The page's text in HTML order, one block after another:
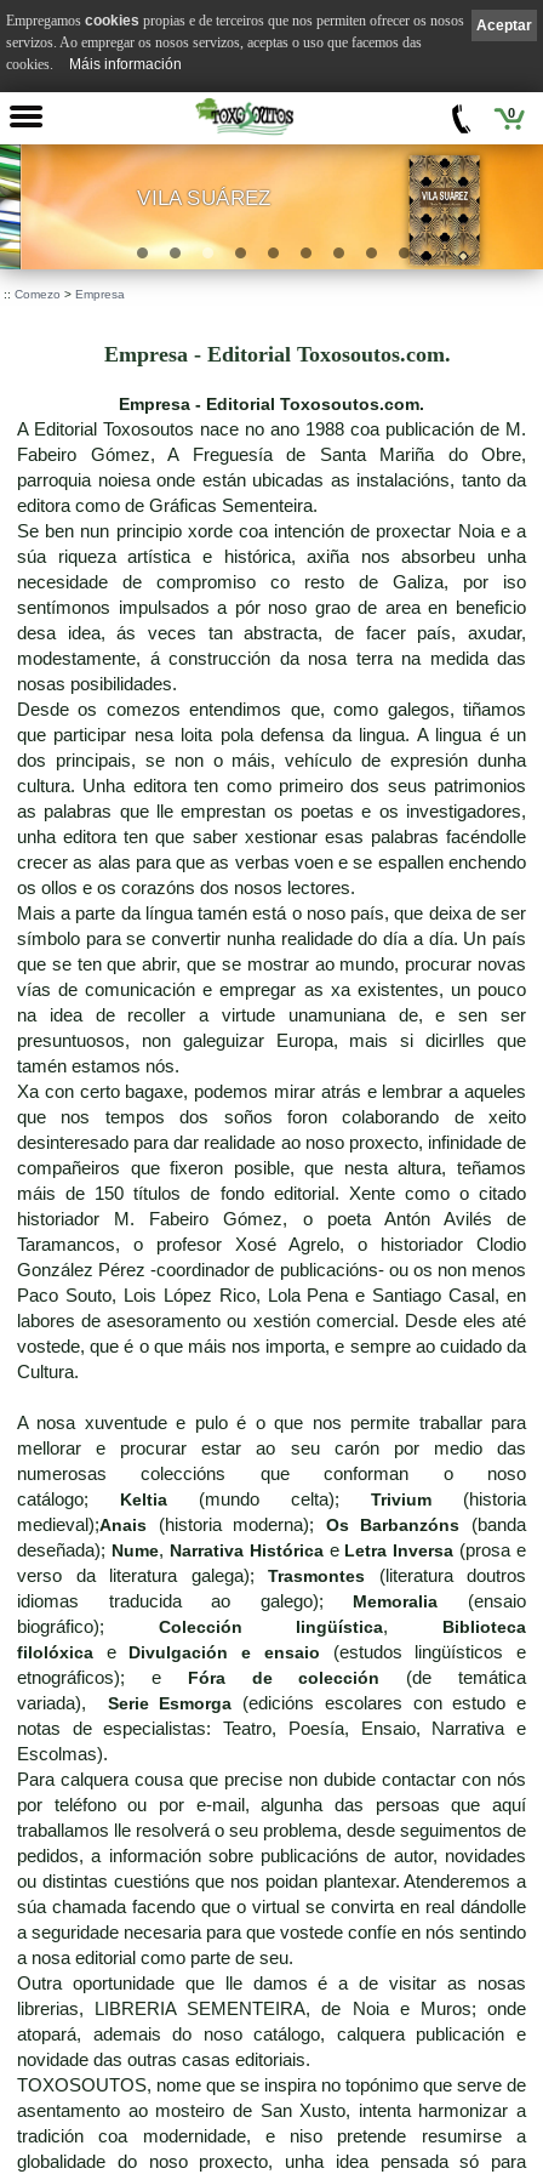
0
VILA SUÁREZ
:: Comezo > Empresa
Empresa - Editorial Toxosoutos.com.
Empresa - Editorial Toxosoutos.com.
A Editorial Toxosoutos nace no ano 1988 coa publicación de M.
Fabeiro Gómez, A Freguesía de Santa Mariña do Obre,
parroquia noiesa onde están ubicadas as instalacións, tanto da
editora como de Gráficas Sementeira.
Se ben nun principio xorde coa intención de proxectar Noia e a
súa riqueza artística e histórica, axiña nos absorbeu unha
necesidade de compromiso co resto de Galiza, por iso
sentímonos impulsados a pór noso grao de area en beneficio
desa idea, ás veces tan abstracta, de facer país, axudar,
modestamente, á construcción da nosa terra na medida das
nosas posibilidades.
Desde os comezos entendimos que, como galegos, tiñamos
que participar nesa loita pola defensa da lingua. A lingua é un
dos principais, se non o máis, vehículo de expresión dunha
cultura. Unha editora ten como primeiro dos seus patrimonios
as palabras que lle emprestan os poetas e os investigadores,
unha editora ten que saber xestionar esas palabras facéndolle
crecer as alas para que as verbas voen e se espallen enchendo
os ollos e os corazóns dos nosos lectores.
Mais a parte da língua tamén está o noso país, que deixa de ser
símbolo para se convertir nunha realidade do día a día. Un país
que se ten que abrir, que se mostrar ao mundo, procurar novas
vías de comunicación e empregar as xa existentes, un pouco
na idea de recoller a virtude unamuniana de, e sen ser
presuntuosos, non galeguizar Europa, mais si dicirlles que
tamén estamos nós.
Xa con certo bagaxe, podemos mirar atrás e lembrar a aqueles
que nos tempos dos soños foron colaborando de xeito
desinteresado para dar realidade ao noso proxecto, infinidade de
compañeiros que fixeron posible, que nesta altura, teñamos
máis de 150 títulos de fondo editorial. Xente como o citado
historiador M. Fabeiro Gómez, o poeta Antón Avilés de
Taramancos, o profesor Xosé Agrelo, o historiador Clodio
González Pérez -coordinador de publicacións- ou os non menos
Paco Souto, Lois López Rico, Lola Pena e Santiago Casal, en
labores de asesoramento ou xestión comercial. Desde eles até
vostede, que é o que máis nos importa, e sempre ao cuidado da
Cultura.
A nosa xuventude e pulo é o que nos permite traballar para
mellorar e procurar estar ao seu carón por medio das
numerosas coleccións que conforman o noso
catálogo; Keltia (mundo celta); Trivium (historia
medieval);Anais (historia moderna); Os Barbanzóns (banda
deseñada); Nume, Narrativa Históricae Letra Inversa (prosa e
verso da literatura galega); Trasmontes (literatura doutros
idiomas traducida ao galego); Memoralia (ensaio
biográfico); Colección lingüística, Biblioteca
filolóxica e Divulgación e ensaio (estudos lingüísticos e
etnográficos); e Fóra de colección (de temática
variada), Serie Esmorga (edicións escolares con estudo e
notas de especialistas: Teatro, Poesía, Ensaio, Narrativa e
Escolmas).
Para calquera cousa que precise non dubide contactar con nós
por teléfono ou por e-mail, algunha das persoas que aquí
traballamos lle resolverá o seu problema, desde seguimentos de
pedidos, a información sobre publicacións de autor, novidades
ou distintas cuestións que nos poidan plantexar. Atenderemos a
súa chamada facendo que o virtual se convirta en real dándolle
a seguridade necesaria para que vostede confíe en nós sentindo
a nosa editorial como parte de seu.
Outra oportunidade que lle damos é a de visitar as nosas
librerias, LIBRERIA SEMENTEIRA, de Noia e Muros; onde
atopará, ademais do noso catálogo, calquera publicación e
novidade das outras casas editoriais.
TOXOSOUTOS, nome que se inspira no topónimo que serve de
asentamento ao mosteiro de San Xusto, intenta harmonizar a
tradición coa modernidade, e niso pretende resumirse a
globalidade do noso proxecto, unha idea pensada só para
Aceptar
Empregamos cookies propias e de terceiros que nos permiten ofrecer os nosos
servizos. Ao empregar os nosos servizos, aceptas o uso que facemos das
cookies.
Máis información